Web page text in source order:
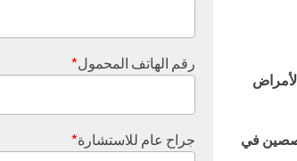
في
رقم الهاتف المحمول*
جراح عام للاستشارة*